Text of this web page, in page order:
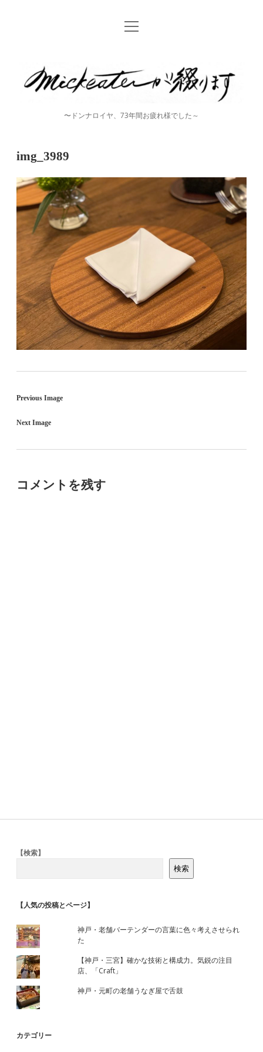
Home
open
mickeater
が
ま
す
〜ドンナロイヤ、73年間お疲れ様でした～
img_3989
Previous Image
Next Image
コメントを残す
Sidebar
【検索】
検索
【人気の投稿とページ】
神戸・老舗バーテンダーの言葉に色々考えさせられ
た
【神戸・三宮】確かな技術と構成力。気鋭の注目
店、「Craft」
神戸・元町の老舗うなぎ屋で舌鼓
カテゴリー